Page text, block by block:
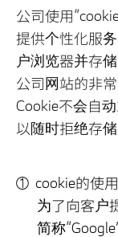
公司使用
提供个性化服
户浏览器并存
公司网站的非常
Cookie不会自
以随时拒绝存储
cookie的使用
为了向客户
简称